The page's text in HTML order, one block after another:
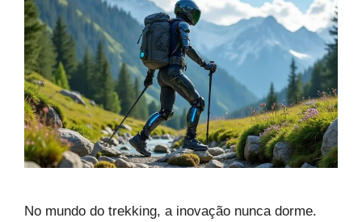
No mundo do trekking, a inovação nunca dorme.